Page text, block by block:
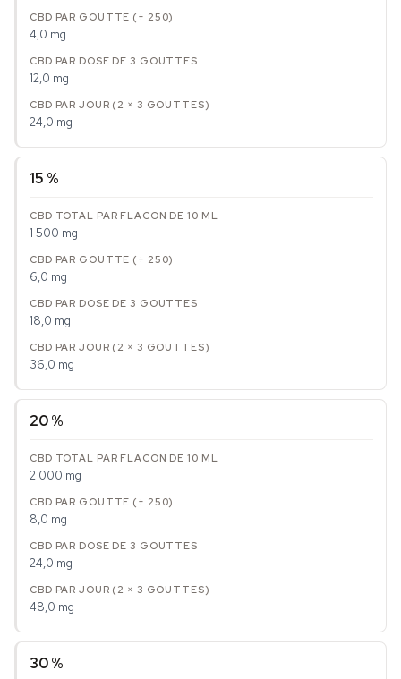
4,0 mg
12,0 mg
24,0 mg
15 %
1 500 mg
6,0 mg
18,0 mg
36,0 mg
20 %
2 000 mg
8,0 mg
24,0 mg
48,0 mg
30 %